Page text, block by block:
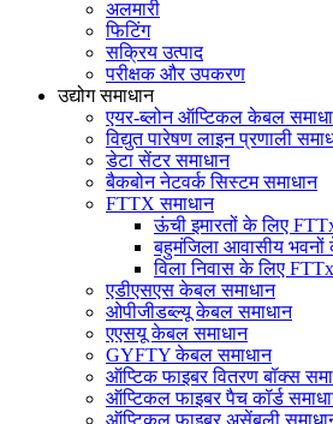
अलमारी
फिटिंग
सक्रिय उत्पाद
परीक्षक और उपकरण
उद्योग समाधान
एयर-ब्लोन ऑप्टिकल केबल
विद्युत पारेषण लाइन प्रणाली
डेटा सेंटर समाधान
बैकबोन नेटवर्क सिस्टम समाधान
FTTX समाधान
ऊंची इमारतों के लिए
बहुमंजिला आवासीय
विला निवास के लिए
एडीएसएस केबल समाधान
ओपीजीडब्ल्यू केबल समाधान
एएसयू केबल समाधान
GYFTY केबल समाधान
ऑप्टिक फाइबर वितरण बॉक्स
ऑप्टिकल फाइबर पैच कॉर्ड
ऑप्टिकल फाइबर असेंबली